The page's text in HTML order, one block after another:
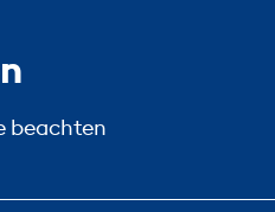
beachten